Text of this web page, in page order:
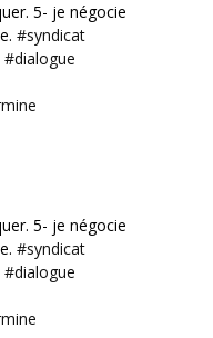
5- je négocie
#syndicat
#dialogue
5- je négocie
#syndicat
#dialogue